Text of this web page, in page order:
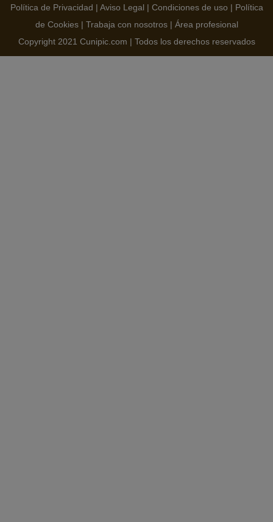
Política de Privacidad | Aviso Legal | Condiciones de uso | Política
de Cookies| Trabaja con nosotros| Área profesional
Copyright 2021 Cunipic.com | Todos los derechos reservados